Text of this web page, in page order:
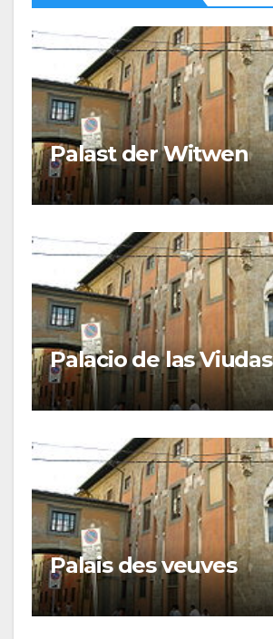
Palast der Witwen
Palacio de las Viudas
Palais des veuves